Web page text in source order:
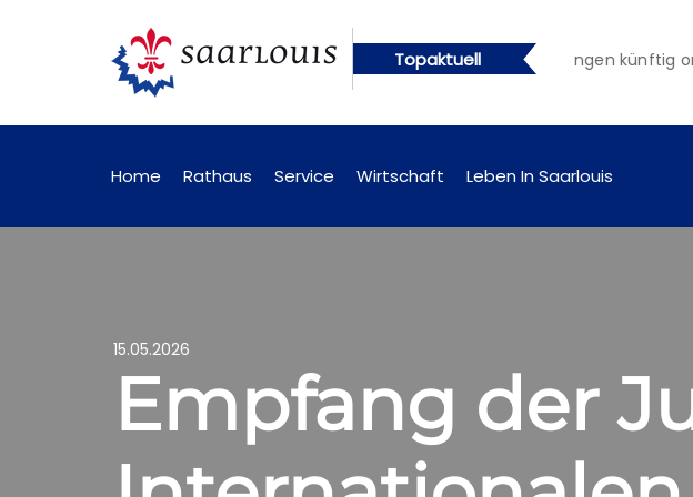
Topaktuell
künftig online abrufbar Öffentliche Bekanntmachungen künftig
Home Rathaus Service Wirtschaft Leben In Saarlouis
15.05.2026
Empfang der